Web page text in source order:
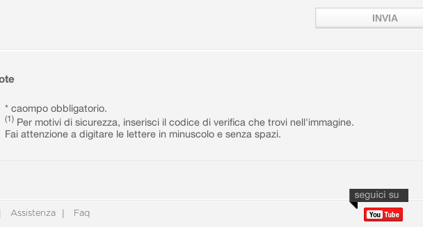
* caompo obbligatorio.
(1) Per motivi di sicurezza, inserisci il codice di verifica che trovi nell'immagine.
Fai attenzione a digitare le lettere in minuscolo e senza spazi.
Assistenza Faq